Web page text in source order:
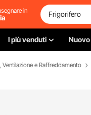
in
I più venduti Nuovo
Ventilazione e Raffreddamento